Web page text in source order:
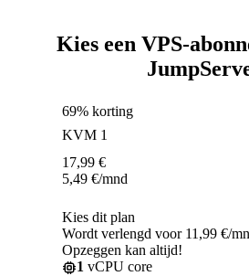
Kies een VPS-
69% korting
KVM 1
17,99 €
5,49 €/mnd
Kies dit plan
Wordt verlengd voor 11,99 €/
Opzeggen kan altijd!
1 vCPU core